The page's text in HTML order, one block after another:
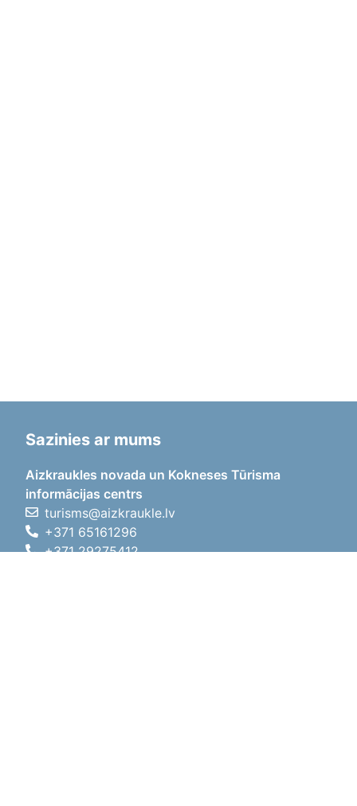
Sazinies ar mums
Aizkraukles novada un Kokneses Tūrisma
informācijas centrs
turisms@aizkraukle.lv
+371 65161296
+371 29275412